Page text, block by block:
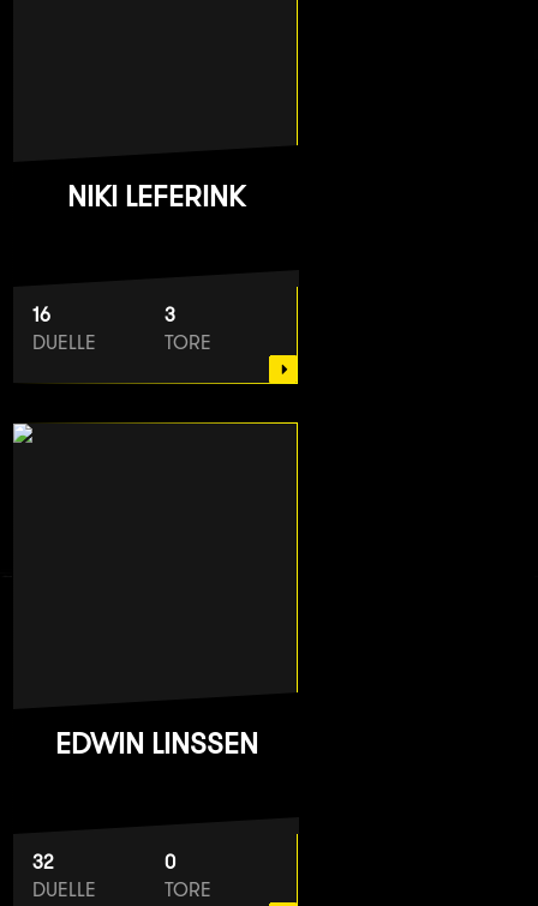
NIKI LEFERINK
16
DUELLE
3
TORE
EDWIN LINSSEN
32
DUELLE
0
TORE